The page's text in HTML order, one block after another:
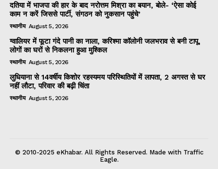
दतिया में भाजपा की हार के बाद नरोत्तम मिश्रा का बयान, बोले- ‘ऐसा कोई
काम न करें जिससे पार्टी, संगठन को नुकसान पहुंचे’
स्थानीय August 5, 2026
ग्वालियर में फूटा गंदे पानी का नाला, करिश्मा कॉलोनी जलभराव से बनी टापू,
लोगों का घरों से निकलना हुआ मुश्किल
स्थानीय August 5, 2026
लुधियाना से 14वर्षीय किशोर रहस्यमय परिस्थितियों में लापता, 2 अगस्त से घर
नहीं लौटा, परिवार की बढ़ी चिंता
स्थानीय August 5, 2026
© 2010-2025 eKhabar. All Rights Reserved. Made with Traffic
Eagle.